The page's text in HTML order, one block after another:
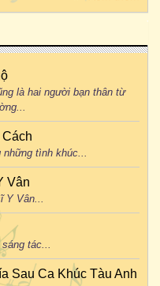
là hai người bạn thân từ
những tình khúc...
Vân
Y Vân...
tác...
Sau Ca Khúc Tàu Anh